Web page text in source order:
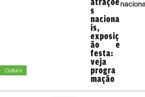
Cultura
s
naciona
is,
exposiç
ão e
festa:
veja
progra
mação